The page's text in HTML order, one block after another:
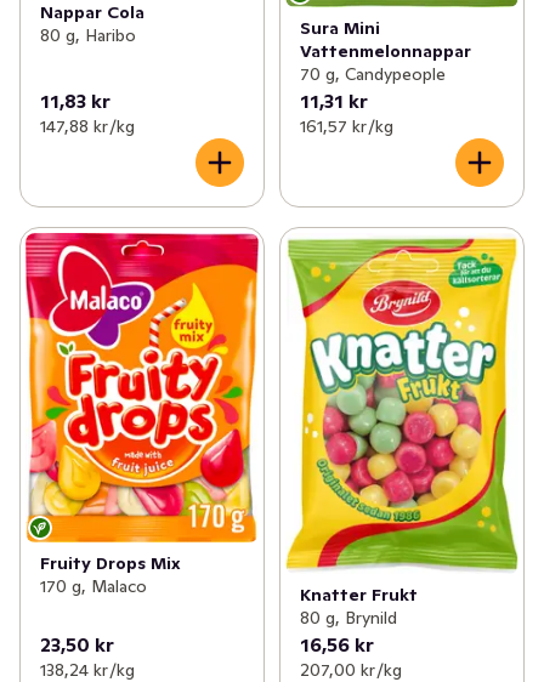
Nappar Cola
80 g, Haribo
11,83 kr
147,88 kr /kg
Sura Mini
Vattenmelonnappar
70 g, Candypeople
11,31 kr
161,57 kr /kg
Fruity Drops Mix
170 g, Malaco
23,50 kr
138,24 kr /kg
Knatter Frukt
80 g, Brynild
16,56 kr
207,00 kr /kg